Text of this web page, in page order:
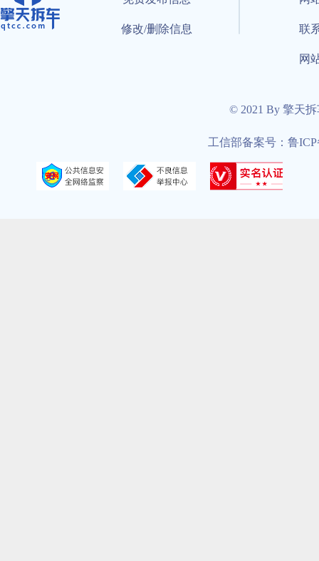
修改/删除信息 联
网
© 2021 By 擎天
工信部备案号：鲁